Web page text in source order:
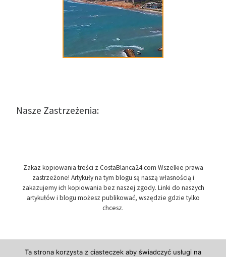
Nasze Zastrzeżenia:
Zakaz kopiowania treści z CostaBlanca24.com Wszelkie prawa
zastrzeżone! Artykuły na tym blogu są naszą własnością i
zakazujemy ich kopiowania bez naszej zgody. Linki do naszych
artykułów i blogu możesz publikować, wszędzie gdzie tylko
chcesz.
Ta strona korzysta z ciasteczek aby świadczyć usługi na